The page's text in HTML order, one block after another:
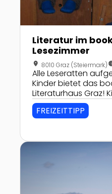
Literatur im
Lesezimmer
location_on 8010 Graz (Steiermark)
Alle Leseratten
Kinder bietet das
Literaturhaus Graz!
Welt des Lesens ein
neuesten und
FREIZEITTIPP
Zur Detailseite von